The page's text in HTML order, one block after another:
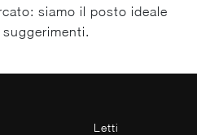
siamo il posto ideale
Letti